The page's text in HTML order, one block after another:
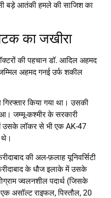
बड़े आतंकी हमले की साजिश का
का जखीरा
की पहचान डॉ. आदिल अहमद
अहमद गनई उर्फ शकील
किया गया था। उसकी
जम्मू-कश्मीर के सरकारी
लॉकर से भी एक AK-47
थे।
की अल-फ़लाह यूनिवर्सिटी
के धौज इलाके में उसके
ज्वलनशील पदार्थ (जिसके
असॉल्ट राइफल, पिस्तौल, 20